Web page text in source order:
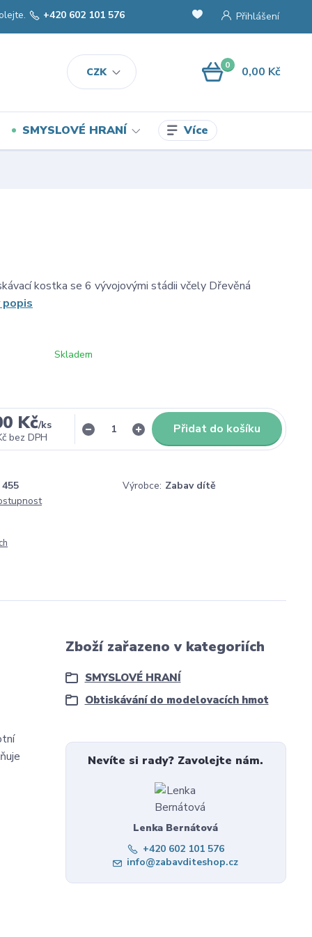
CZK
Přihlášení
+420 602 101 576
0 0,00 Kč
SMYSLOVÉ HRANÍ Více
kostka se 6 vývojovými stádii včely Dřevěná
popis
Skladem
Kč/ks
bez DPH
Přidat do košíku
455 Výrobce: Zabav dítě
Zboží zařazeno v kategoriích
SMYSLOVÉ HRANÍ
Obtiskávání do modelovacích hmot
Nevíte si rady? Zavolejte nám.
Lenka Bernátová
+420 602 101 576
info@zabavditeshop.cz